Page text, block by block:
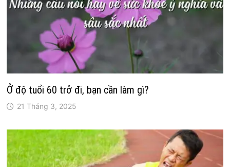
Ở độ tuổi 60 trở đi, bạn cần làm gì?
21 Tháng 3, 2025